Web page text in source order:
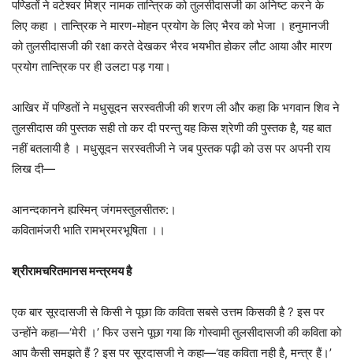
पण्डितों ने वटेश्वर मिश्र नामक तान्त्रिक को तुलसीदासजी का अनिष्ट करने के
लिए कहा । तान्त्रिक ने मारण-मोहन प्रयोग के लिए भैरव को भेजा । हनुमानजी
को तुलसीदासजी की रक्षा करते देखकर भैरव भयभीत होकर लौट आया और मारण
प्रयोग तान्त्रिक पर ही उलटा पड़ गया।
आखिर में पण्डितों ने मधुसूदन सरस्वतीजी की शरण ली और कहा कि भगवान शिव ने
तुलसीदास की पुस्तक सही तो कर दी परन्तु यह किस श्रेणी की पुस्तक है, यह बात
नहीं बतलायी है । मधुसूदन सरस्वतीजी ने जब पुस्तक पढ़ी को उस पर अपनी राय
लिख दी—
आनन्दकानने ह्यस्मिन् जंगमस्तुलसीतरु:।
कवितामंजरी भाति रामभ्रमरभूषिता ।।
श्रीरामचरितमानस मन्त्रमय है
एक बार सूरदासजी से किसी ने पूछा कि कविता सबसे उत्तम किसकी है ? इस पर
उन्होंने कहा—‘मेरी ।’ फिर उसने पूछा गया कि गोस्वामी तुलसीदासजी की कविता को
आप कैसी समझते हैं ? इस पर सूरदासजी ने कहा—‘वह कविता नही है, मन्त्र हैं।’